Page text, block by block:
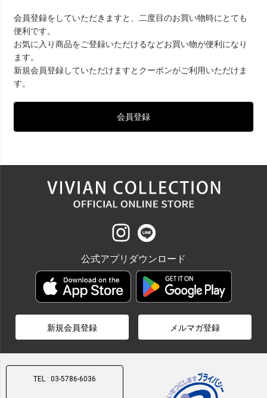
会員登録をしていただきますと、二度目のお買い物時にとても
便利です。
お気に入り商品をご登録いただけるなどお買い物が便利になり
ます。
新規会員登録していただけますとクーポンがご利用いただけま
す。
会員登録
公式アプリダウンロード
新規会員登録 メルマガ登録
TEL : 03-5786-6036